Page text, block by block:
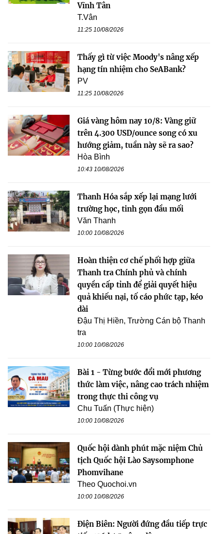
Vĩnh Tân
T.Vân
11:25 10/08/2026
Thấy gì từ việc Moody's nâng xếp
hạng tín nhiệm cho SeABank?
PV
11:25 10/08/2026
Giá vàng hôm nay 10/8: Vàng giữ
trên 4.300 USD/ounce song có xu
hướng giảm, tuần này sẽ ra sao?
Hòa Bình
10:43 10/08/2026
Thanh Hóa sắp xếp lại mạng lưới
trường học, tinh gọn đầu mối
Văn Thanh
10:00 10/08/2026
Hoàn thiện cơ chế phối hợp giữa
Thanh tra Chính phủ và chính
quyền cấp tỉnh để giải quyết hiệu
quả khiếu nại, tố cáo phức tạp, kéo
dài
Đậu Thị Hiền, Trường Cán bộ Thanh
tra
10:00 10/08/2026
Bài 1 - Từng bước đổi mới phương
thức làm việc, nâng cao trách nhiệm
trong thực thi công vụ
Chu Tuấn (Thực hiện)
10:00 10/08/2026
Quốc hội dành phút mặc niệm Chủ
tịch Quốc hội Lào Saysomphone
Phomvihane
Theo Quochoi.vn
10:00 10/08/2026
Điện Biên: Người đứng đầu tiếp trực